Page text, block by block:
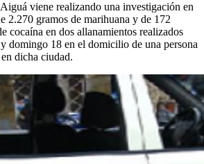
viene realizando una investigación en
2.270 gramos de marihuana y de 172
cocaína en dos allanamientos realizados
domingo 18 en el domicilio de una persona
dicha ciudad.